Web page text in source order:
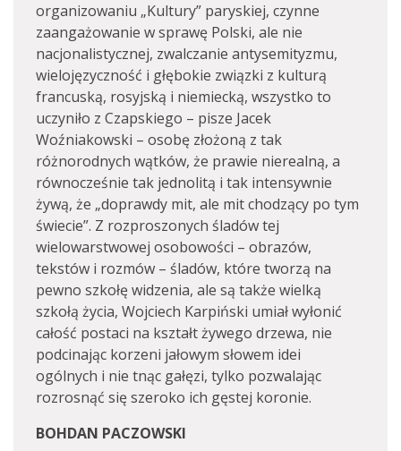
organizowaniu „Kultury” paryskiej, czynne
zaangażowanie w sprawę Polski, ale nie
nacjonalistycznej, zwalczanie antysemityzmu,
wielojęzyczność i głębokie związki z kulturą
francuską, rosyjską i niemiecką, wszystko to
uczyniło z Czapskiego – pisze Jacek
Woźniakowski – osobę złożoną z tak
różnorodnych wątków, że prawie nierealną, a
równocześnie tak jednolitą i tak intensywnie
żywą, że „doprawdy mit, ale mit chodzący po tym
świecie”. Z rozproszonych śladów tej
wielowarstwowej osobowości – obrazów,
tekstów i rozmów – śladów, które tworzą na
pewno szkołę widzenia, ale są także wielką
szkołą życia, Wojciech Karpiński umiał wyłonić
całość postaci na kształt żywego drzewa, nie
podcinając korzeni jałowym słowem idei
ogólnych i nie tnąc gałęzi, tylko pozwalając
rozrosnąć się szeroko ich gęstej koronie.
BOHDAN PACZOWSKI